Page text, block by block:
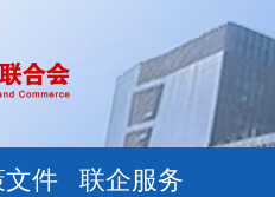
件 联企服务